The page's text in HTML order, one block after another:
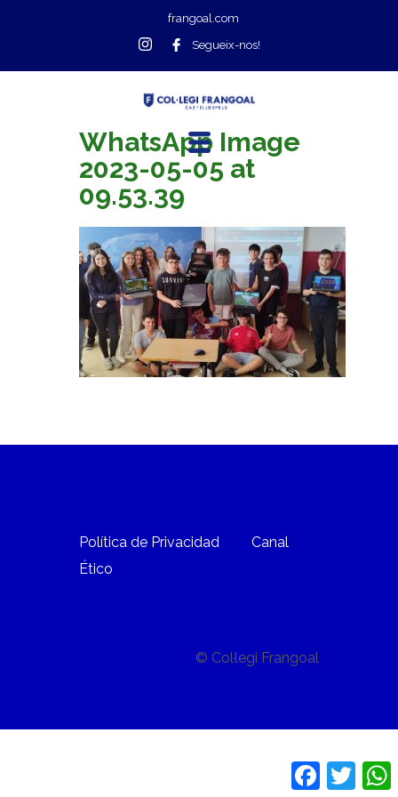
frangoal.com
Segueix-nos!
WhatsApp Image
2023-05-05 at
09.53.39
Política de Privacidad
Canal
Ético
© Col·legi Frangoal
Facebook